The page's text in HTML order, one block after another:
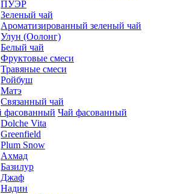
ПУЭР
Зеленый чай
Ароматизированный зеленый чай
Улун (Оолонг)
Белый чай
Фруктовые смеси
Травяные смеси
Ройбуш
Матэ
Связанный чай
Чай фасованный
Dolche Vita
Greenfield
Plum Snow
Ахмад
Базилур
Джаф
Надин